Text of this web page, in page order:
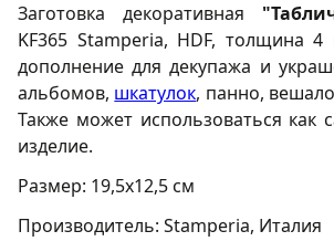
Заготовка декоративная
KF365 Stamperia, HDF, толщина
дополнение для декупажа и
альбомов, шкатулок, панно,
Также может использоваться как
изделие.
Размер: 19,5x12,5 см
Производитель: Stamperia, Италия